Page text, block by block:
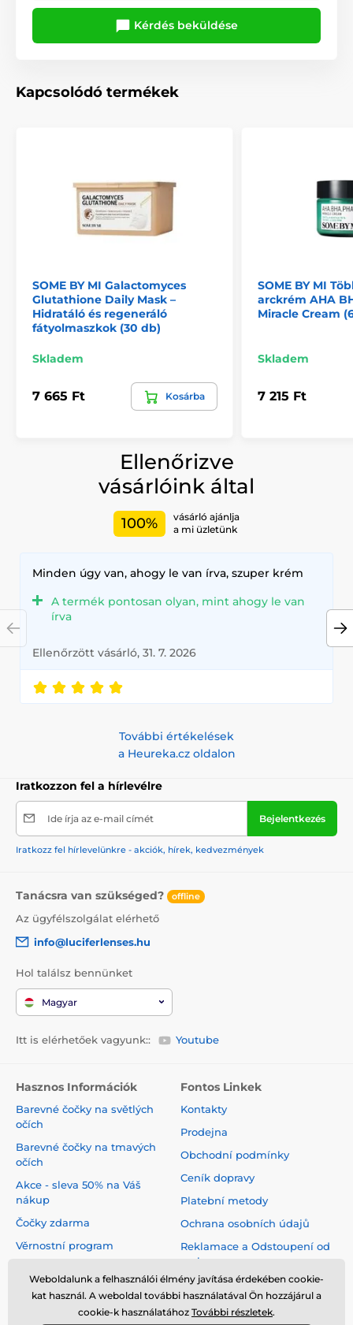
Kérdés beküldése
Kapcsolódó termékek
SOME BY MI Galactomyces
Glutathione Daily Mask –
Hidratáló és regeneráló
fátyolmaszkok (30 db)
Skladem
7 665 Ft Kosárba
SOME BY MI
arckrém AHA
Miracle Cream
Skladem
7 215 Ft
Ellenőrizve
vásárlóink által
100%
vásárló ajánlja
a mi üzletünk
Minden úgy van, ahogy le van írva, szuper krém
A termék pontosan olyan, mint ahogy le van
írva
Ellenőrzött vásárló, 31. 7. 2026
További értékelések
a Heureka.cz oldalon
Iratkozzon fel a hírlevélre
Ide írja az e-mail címét Bejelentkezés
Iratkozz fel hírlevelünkre - akciók, hírek, kedvezmények
Tanácsra van szükséged? offline
Az ügyfélszolgálat elérhető
info@luciferlenses.hu
Hol találsz bennünket
Magyar
Itt is elérhetőek vagyunk:: Youtube
Hasznos Információk
Barevné čočky na světlých
očích
Barevné čočky na tmavých
očích
Akce - sleva 50% na Váš
nákup
Čočky zdarma
Věrnostní program
Virtuální zrcadlo
Fontos Linkek
Kontakty
Prodejna
Obchodní podmínky
Ceník dopravy
Platební metody
Ochrana osobních údajů
Reklamace a Odstoupení od
smlouvy
Weboldalunk a felhasználói élmény javítása érdekében cookie-
kat használ. A weboldal további használatával Ön hozzájárul a
cookie-k használatához További részletek.